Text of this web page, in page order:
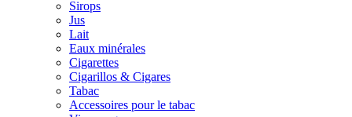
Sirops
Jus
Lait
Eaux minérales
Cigarettes
Cigarillos & Cigares
Tabac
Accessoires pour le tabac